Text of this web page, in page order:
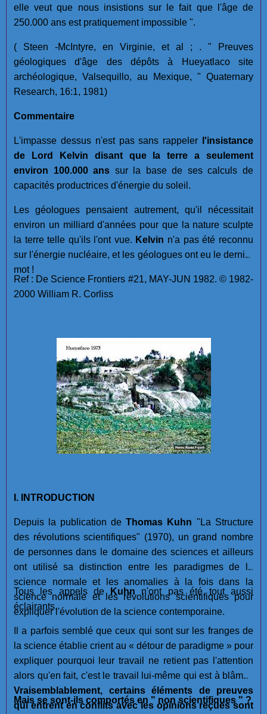
elle veut que nous insistions sur le fait que l'âge de
250.000 ans est pratiquement impossible ".
( Steen -McIntyre, en Virginie, et al ; . " Preuves
géologiques d'âge des dépôts à Hueyatlaco site
archéologique, Valsequillo, au Mexique, " Quaternary
Research, 16:1, 1981)
Commentaire
L'impasse dessus n'est pas sans rappeler
l'insistance
de Lord Kelvin disant que la terre a seulement
environ 100.000 ans sur la base de ses calculs de
capacités productrices d'énergie du soleil.
Les géologues pensaient autrement, qu'il nécessitait
environ un milliard d'années pour que la nature sculpte
la terre telle qu'ils l'ont vue. Kelvin n'a pas été reconnu
sur l'énergie nucléaire, et les géologues ont eu le dernier
mot !
Ref : De Science Frontiers #21, MAY-JUN 1982. © 1982-
2000 William R. Corliss
I. INTRODUCTION
Depuis la publication de Thomas Kuhn "La Structure
des révolutions scientifiques" (1970), un grand nombre
de personnes dans le domaine des sciences et ailleurs
ont utilisé sa distinction entre les paradigmes de la
science normale et les anomalies à la fois dans la
science normale et les révolutions scientifiques pour
expliquer l'évolution de la science contemporaine.
Tous les appels de Kuhn n'ont pas été tout aussi
éclairants.
Il a parfois semblé que ceux qui sont sur les franges de
la science établie crient au « détour de paradigme » pour
expliquer pourquoi leur travail ne retient pas l'attention
alors qu'en fait, c'est le travail lui-même qui est à blâmer.
Vraisemblablement, certains éléments de preuves
qui entrent en conflits avec les opinions reçues sont
Mais se sont-ils comportés en " non scientifiques " ?